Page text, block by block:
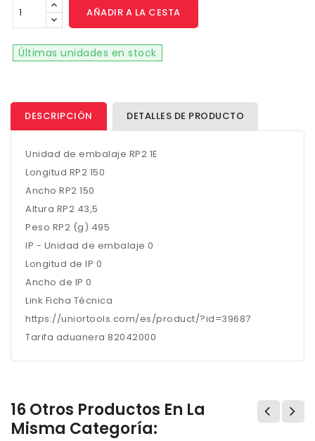
AÑADIR A LA CESTA
Últimas unidades en stock
DESCRIPCIÓN DETALLES DE PRODUCTO
Unidad de embalaje RP2 1E
Longitud RP2 150
Ancho RP2 150
Altura RP2 43,5
Peso RP2 (g) 495
IP - Unidad de embalaje 0
Longitud de IP 0
Ancho de IP 0
Link Ficha Técnica
https://uniortools.com/es/product/?id=39687
Tarifa aduanera 82042000
16 Otros Productos En La
Misma Categoría: